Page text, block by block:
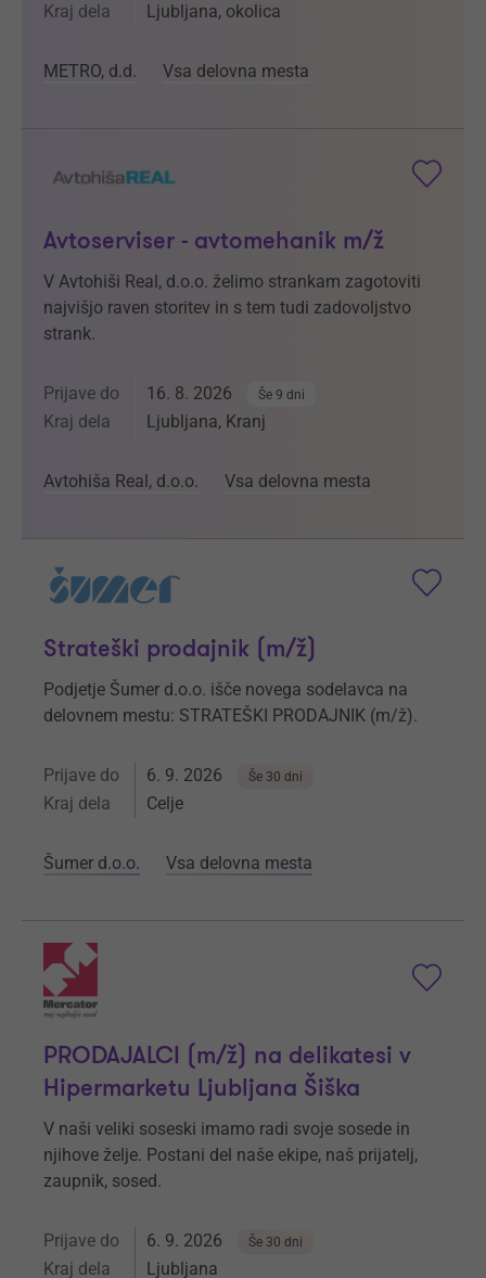
Kraj dela Ljubljana, okolica
METRO, d.d. Vsa delovna mesta
Avtoserviser - avtomehanik m/ž
V Avtohiši Real, d.o.o. želimo strankam zagotoviti
najvišjo raven storitev in s tem tudi zadovoljstvo
strank.
Prijave do 16. 8. 2026 Še 9 dni
Kraj dela Ljubljana, Kranj
Avtohiša Real, d.o.o. Vsa delovna mesta
Strateški prodajnik (m/ž)
Podjetje Šumer d.o.o. išče novega sodelavca na
delovnem mestu: STRATEŠKI PRODAJNIK (m/ž).
Prijave do 6. 9. 2026 Še 30 dni
Kraj dela Celje
Šumer d.o.o. Vsa delovna mesta
PRODAJALCI (m/ž) na delikatesi v
Hipermarketu Ljubljana Šiška
V naši veliki soseski imamo radi svoje sosede in
njihove želje. Postani del naše ekipe, naš prijatelj,
zaupnik, sosed.
Prijave do 6. 9. 2026 Še 30 dni
Kraj dela Ljubljana